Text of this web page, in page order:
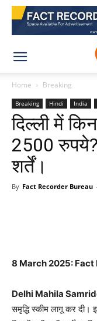
Home Breaking
Breaking Hindi India
दिल्ली में
2500
शर्तें।
By Fact Recorder Bureau
8 March 2025: Fact
Delhi Mahila
समृद्धि स्कीम लागू कर